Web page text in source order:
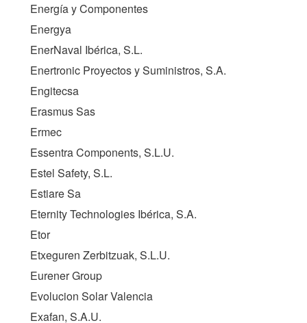
Energía y Componentes
Energya
EnerNaval Ibérica, S.L.
Enertronic Proyectos y Suministros, S.A.
Engitecsa
Erasmus Sas
Ermec
Essentra Components, S.L.U.
Estel Safety, S.L.
Estiare Sa
Eternity Technologies Ibérica, S.A.
Etor
Etxeguren Zerbitzuak, S.L.U.
Eurener Group
Evolucion Solar Valencia
Exafan, S.A.U.